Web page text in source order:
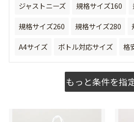
ジャストニーズ 規格サイズ160
規格サイズ260
規格サイズ280
A4サイズ
ボトル対応サイズ 格
もっと条件を指